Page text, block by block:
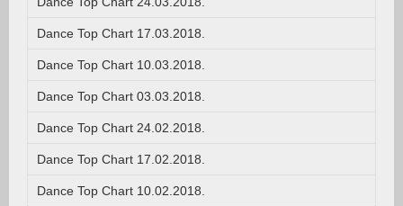
Dance Top Chart 17.03.2018.
Dance Top Chart 10.03.2018.
Dance Top Chart 03.03.2018.
Dance Top Chart 24.02.2018.
Dance Top Chart 17.02.2018.
Dance Top Chart 10.02.2018.